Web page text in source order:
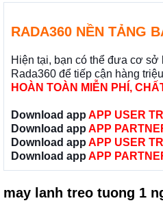
RADA360 NỀN TẢNG
Hiện tại, bạn có thể đưa cơ sở
Rada360 để tiếp cận hàng
HOÀN TOÀN MIỄN PHÍ,
Download app APP USER
Download app APP
Download app APP USER
Download app APP
may lanh treo tuong 1